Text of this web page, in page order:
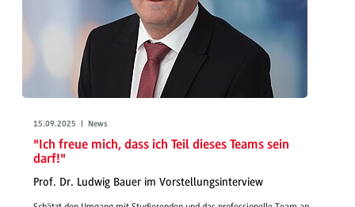
15.09.2025 | News
"Ich freue mich, dass ich Teil dieses Teams sein
darf!"
Prof. Dr. Ludwig Bauer im Vorstellungsinterview